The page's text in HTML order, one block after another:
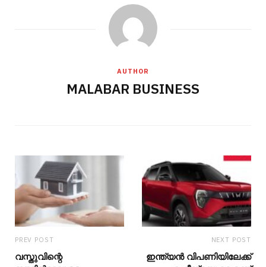
AUTHOR
MALABAR BUSINESS
PREV POST
വസ്തുവിന്റെ
NEXT POST
ഇന്ത്യന്‍ വിപണിയിലേക്ക്